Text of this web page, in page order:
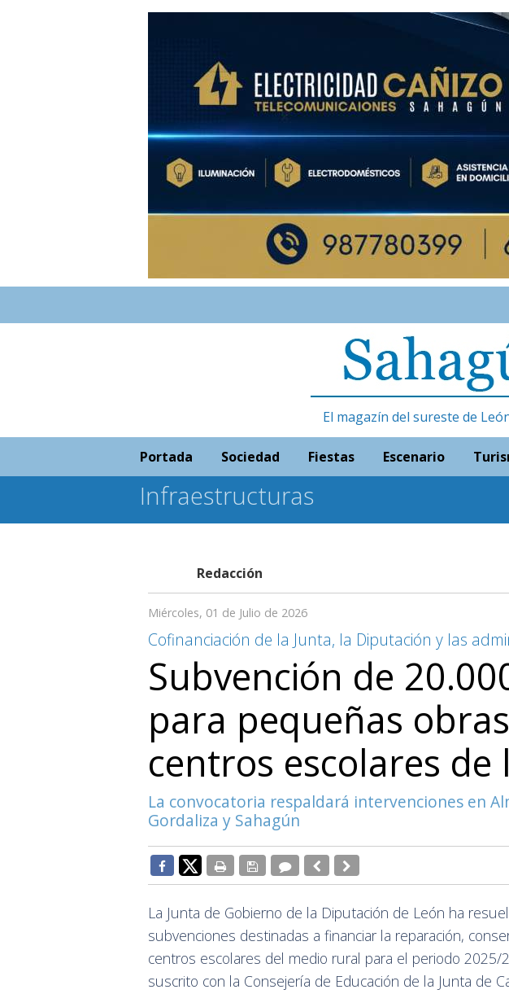
El magazín del sureste de
Portada Sociedad Fiestas Escenario
Infraestructuras
Redacción
Miércoles, 01 de Julio de 2026
Cofinanciación de la Junta, la Diputación y las
Subvención de
para pequeñas
centros escolares de
La convocatoria respaldará intervenciones en
Gordaliza y Sahagún
La Junta de Gobierno de la Diputación de León ha
subvenciones destinadas a financiar la reparación,
centros escolares del medio rural para el periodo 2025/
suscrito con la Consejería de Educación de la Junta de